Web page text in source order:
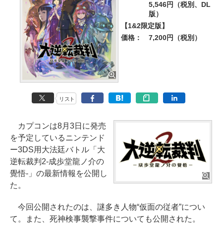
5,546円（税別、DL
版）
【1&2限定版】
価格：
7,200円（税別）
リスト
カプコンは8月3日に発売
を予定しているニンテンド
ー3DS用大法廷バトル「大
逆転裁判2-成歩堂龍ノ介の
覺悟-」の最新情報を公開し
た。
今回公開されたのは、謎多き人物“仮面の従者”につい
て。また、死神検事襲撃事件についても公開された。